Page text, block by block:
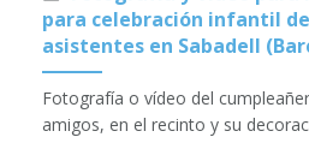
para celebración infantil
asistentes en Sabadell
Fotografía o vídeo del
amigos, en el recinto y su